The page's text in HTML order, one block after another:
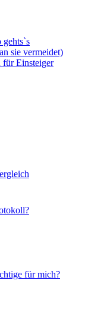
gehts`s
sie vermeidet)
für Einsteiger
für mich?